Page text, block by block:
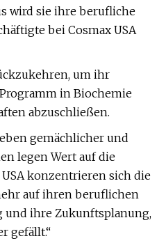
wird sie ihre berufliche
bei Cosmax USA
um ihr
in Biochemie
abzuschließen.
gemächlicher und
legen Wert auf die
USA konzentrieren sich die
auf ihren beruflichen
und ihre Zukunftsplanung,
gefällt.“